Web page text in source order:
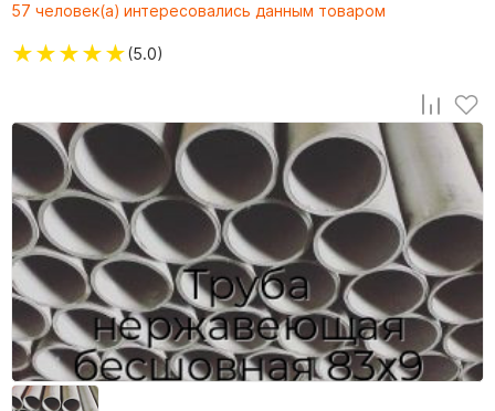
57 человек(а) интересовались данным товаром
★★★★★(5.0)